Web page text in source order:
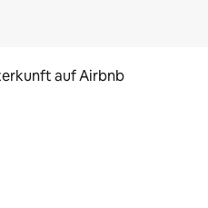
auf Airbnb